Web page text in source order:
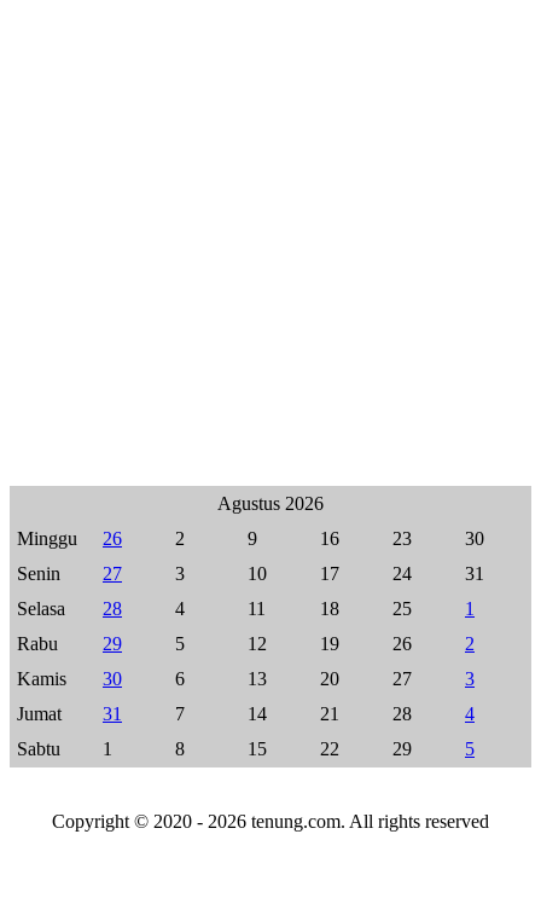
Agustus 2026
Minggu
26 2 9 16 23
30
Senin
27 3 10 17 24
31
Selasa
28 4 11 18 25
1
Rabu
29 5 12 19 26
2
Kamis
30 6 13 20 27
3
Jumat
31 7 14 21 28
4
Sabtu
1 8 15 22 29 5
Copyright © 2020 - 2026 tenung.com. All rights reserved